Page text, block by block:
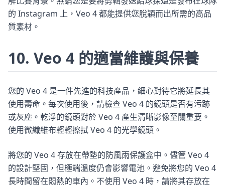
的 Instagram 上，Veo 4 都能提供您脫穎而出所需的高品
質素材。
10. Veo 4 的適當維護與保養
您的 Veo 4 是一件先進的科技產品，細心對待它將延長其
使用壽命。每次使用後，請檢查 Veo 4 的鏡頭是否有污跡
或灰塵。乾淨的鏡頭對於 Veo 4 產生清晰影像至關重要。
使用微纖維布輕輕擦拭 Veo 4 的光學鏡頭。
將您的 Veo 4 存放在帶墊的防風雨保護盒中。儘管 Veo 4
的設計堅固，但極端溫度仍會影響電池。避免將您的 Veo 4
長時間留在悶熱的車內。不使用 Veo 4 時，請將其存放在